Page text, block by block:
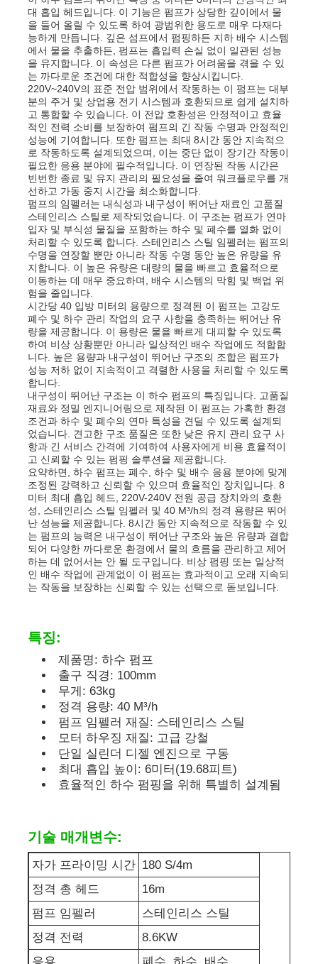
홈
제품 소개
동영상
회사 소개
공장 투어
품질 관리
연락처
뉴스
모든 케이스
견적 요청
디젤 발전기 세트
가솔린 발전기 세트
인버터 발전기 세트
산업용 발전기 세트
디지털 발전기 세트
오픈 프레임 생성기
대 흡입 헤드입니다. 이 기능은 펌프가 상당한 깊이에서 물
을 들어 올릴 수 있도록 하여 광범위한 용도로 매우 다재다
능하게 만듭니다. 깊은 섬프에서 펌핑하든 지하 배수 시스템
에서 물을 추출하든, 펌프는 흡입력 손실 없이 일관된 성능
을 유지합니다. 이 속성은 다른 펌프가 어려움을 겪을 수 있
는 까다로운 조건에 대한 적합성을 향상시킵니다.
220V~240V의 표준 전압 범위에서 작동하는 이 펌프는 대부
분의 주거 및 상업용 전기 시스템과 호환되므로 쉽게 설치하
고 통합할 수 있습니다. 이 전압 호환성은 안정적이고 효율
적인 전력 소비를 보장하여 펌프의 긴 작동 수명과 안정적인
성능에 기여합니다. 또한 펌프는 최대 8시간 동안 지속적으
로 작동하도록 설계되었으며, 이는 중단 없이 장기간 작동이
필요한 응용 분야에 필수적입니다. 이 연장된 작동 시간은
빈번한 종료 및 유지 관리의 필요성을 줄여 워크플로우를 개
선하고 가동 중지 시간을 최소화합니다.
펌프의 임펠러는 내식성과 내구성이 뛰어난 재료인 고품질
스테인리스 스틸로 제작되었습니다. 이 구조는 펌프가 연마
입자 및 부식성 물질을 포함하는 하수 및 폐수를 열화 없이
처리할 수 있도록 합니다. 스테인리스 스틸 임펠러는 펌프의
수명을 연장할 뿐만 아니라 작동 수명 동안 높은 유량을 유
지합니다. 이 높은 유량은 대량의 물을 빠르고 효율적으로
이동하는 데 매우 중요하며, 배수 시스템의 막힘 및 백업 위
험을 줄입니다.
시간당 40 입방 미터의 용량으로 정격된 이 펌프는 고강도
폐수 및 하수 관리 작업의 요구 사항을 충족하는 뛰어난 유
량을 제공합니다. 이 용량은 물을 빠르게 대피할 수 있도록
하여 비상 상황뿐만 아니라 일상적인 배수 작업에도 적합합
니다. 높은 용량과 내구성이 뛰어난 구조의 조합은 펌프가
성능 저하 없이 지속적이고 격렬한 사용을 처리할 수 있도록
합니다.
내구성이 뛰어난 구조는 이 하수 펌프의 특징입니다. 고품질
재료와 정밀 엔지니어링으로 제작된 이 펌프는 가혹한 환경
조건과 하수 및 폐수의 연마 특성을 견딜 수 있도록 설계되
었습니다. 견고한 구조 품질은 또한 낮은 유지 관리 요구 사
항과 긴 서비스 간격에 기여하여 사용자에게 비용 효율적이
고 신뢰할 수 있는 펌핑 솔루션을 제공합니다.
요약하면, 하수 펌프는 폐수, 하수 및 배수 응용 분야에 맞게
조정된 강력하고 신뢰할 수 있으며 효율적인 장치입니다. 8
미터 최대 흡입 헤드, 220V-240V 전원 공급 장치와의 호환
성, 스테인리스 스틸 임펠러 및 40 M³/h의 정격 용량은 뛰어
난 성능을 제공합니다. 8시간 동안 지속적으로 작동할 수 있
는 펌프의 능력은 내구성이 뛰어난 구조와 높은 유량과 결합
되어 다양한 까다로운 환경에서 물의 흐름을 관리하고 제어
하는 데 없어서는 안 될 도구입니다. 비상 펌핑 또는 일상적
인 배수 작업에 관계없이 이 펌프는 효과적이고 오래 지속되
는 작동을 보장하는 신뢰할 수 있는 선택으로 돋보입니다.
특징:
제품명: 하수 펌프
출구 직경: 100mm
무게: 63kg
정격 용량: 40 M³/h
펌프 임펠러 재질: 스테인리스 스틸
모터 하우징 재질: 고급 강철
단일 실린더 디젤 엔진으로 구동
최대 흡입 높이: 6미터(19.68피트)
효율적인 하수 펌핑을 위해 특별히 설계됨
기술 매개변수:
자가 프라이밍 시간 180 S/4m
정격 총 헤드
16m
펌프 임펠러
스테인리스 스틸
정격 전력
8.6KW
응용
폐수, 하수, 배수